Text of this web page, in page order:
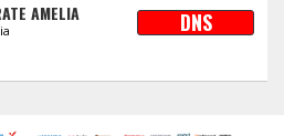
AMELIA DNS